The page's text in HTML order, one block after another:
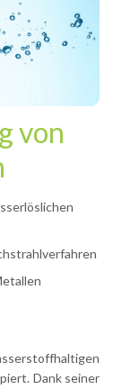
von
Dank seiner